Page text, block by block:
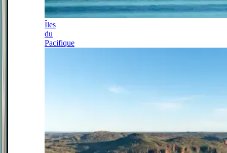
Îles
du
Pacifique